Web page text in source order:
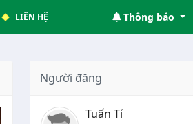
LIÊN HỆ Thông báo
Người đăng
Tuấn Tí